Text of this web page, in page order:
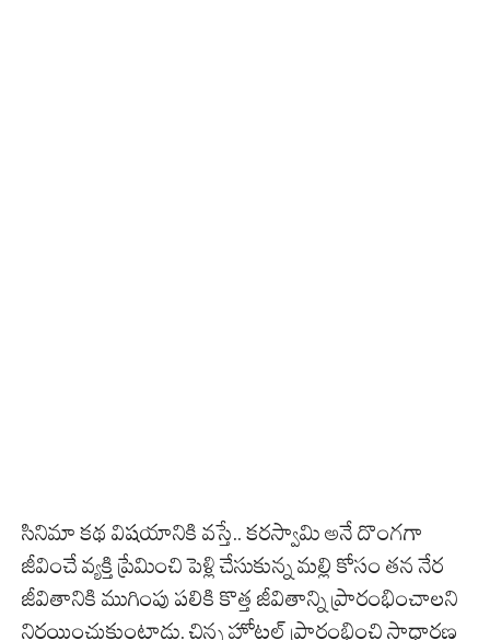
సినిమా కథ విషయానికి వస్తే.. కరస్వామి అనే దొంగగా
జీవించే వ్యక్తి ప్రేమించి పెళ్లి చేసుకున్న మల్లి కోసం తన నేర
జీవితానికి ముగింపు పలికి కొత్త జీవితాన్ని ప్రారంభించాలని
నిర్ణయించుకుంటాడు. చిన్న హోటల్ ప్రారంభించి సాధారణ